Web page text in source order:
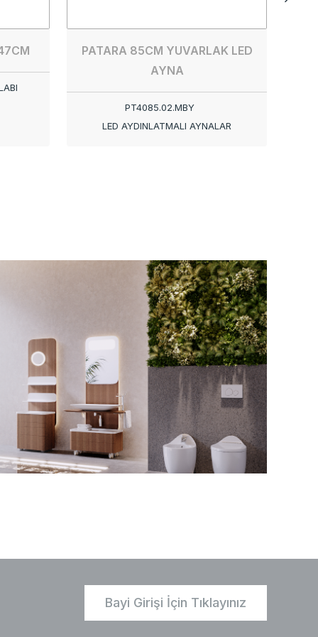
PATARA 85CM YUVARLAK LED
AYNA
PT4085.02.MBY
LED AYDINLATMALI AYNALAR
Bayi Girişi İçin Tıklayınız